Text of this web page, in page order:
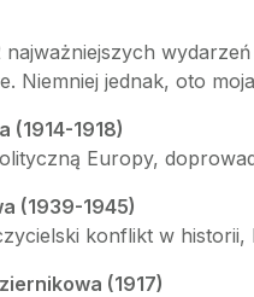
najważniejszych
Niemniej jednak, oto
(1914-1918)
Europy,
(1939-1945)
konflikt w
(1917)